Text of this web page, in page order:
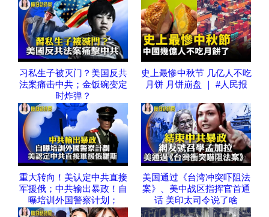
习私生子被灭门？美国反共
法案痛击中共；金饭碗变定
时炸弹？
史上最惨中秋节 几亿人不吃
月饼 月饼崩盘 ｜ #人民报
重大转向！美认定中共直接
军援俄；中共输出暴政！自
曝培训外国警察计划；
美国通过《台湾冲突吓阻法
案》、美中战区指挥官首通
话 美印太司令说了啥